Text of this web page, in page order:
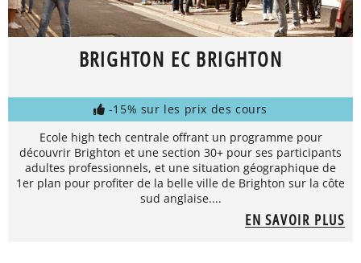
BRIGHTON EC BRIGHTON
-15% sur les prix des cours
Ecole high tech centrale offrant un programme pour
découvrir Brighton et une section 30+ pour ses participants
adultes professionnels, et une situation géographique de
1er plan pour profiter de la belle ville de Brighton sur la côte
sud anglaise....
EN SAVOIR PLUS